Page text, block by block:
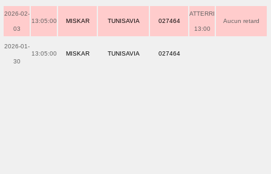
2026-02-
03
13:05:00 MISKAR TUNISAVIA 027464
ATTERRI
13:00
Aucun retard
2026-01-
30
13:05:00 MISKAR TUNISAVIA 027464